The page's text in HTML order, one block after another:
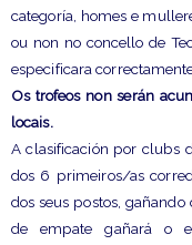
categoría, homes e
ou non no concello de
especificara
Os trofeos non serán
locais.
A clasificación por clubs
dos 6 primeiros/as
dos seus postos,
de empate gañará o